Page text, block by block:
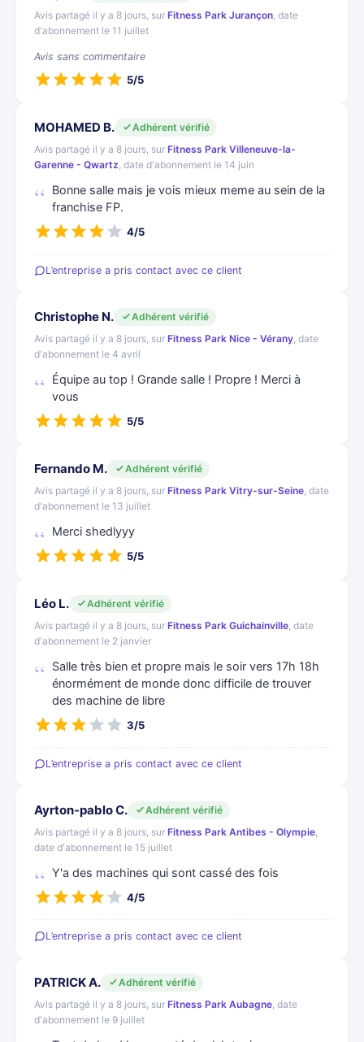
Avis partagé il y a 8 jours, sur Fitness Park Jurançon, date
d'abonnement le 11 juillet
Avis sans commentaire
5/5
MOHAMED B.
Adhérent vérifié
Avis partagé il y a 8 jours, sur Fitness Park Villeneuve-la-
Garenne - Qwartz, date d'abonnement le 14 juin
Bonne salle mais je vois mieux meme au sein de la
franchise FP.
4/5
L’entreprise a pris contact avec ce client
Christophe N.
Adhérent vérifié
Avis partagé il y a 8 jours, sur Fitness Park Nice - Vérany, date
d'abonnement le 4 avril
Équipe au top ! Grande salle ! Propre ! Merci à
vous
5/5
Fernando M.
Adhérent vérifié
Avis partagé il y a 8 jours, sur Fitness Park Vitry-sur-Seine, date
d'abonnement le 13 juillet
Merci shedlyyy
5/5
Léo L.
Adhérent vérifié
Avis partagé il y a 8 jours, sur Fitness Park Guichainville, date
d'abonnement le 2 janvier
Salle très bien et propre mais le soir vers 17h 18h
énormément de monde donc difficile de trouver
des machine de libre
3/5
L’entreprise a pris contact avec ce client
Ayrton-pablo C.
Adhérent vérifié
Avis partagé il y a 8 jours, sur Fitness Park Antibes - Olympie,
date d'abonnement le 15 juillet
Y'a des machines qui sont cassé des fois
4/5
L’entreprise a pris contact avec ce client
PATRICK A.
Adhérent vérifié
Avis partagé il y a 8 jours, sur Fitness Park Aubagne, date
d'abonnement le 9 juillet